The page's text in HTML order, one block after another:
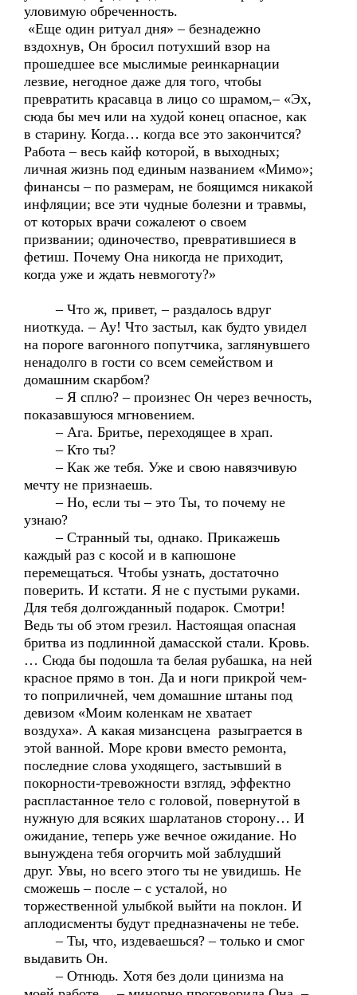
уловимую обреченность.
«Еще один ритуал дня» – безнадежно
вздохнув, Он бросил потухший взор на
прошедшее все мыслимые реинкарнации
лезвие, негодное даже для того, чтобы
превратить красавца в лицо со шрамом,– «Эх,
сюда бы меч или на худой конец опасное, как
в старину. Когда… когда все это закончится?
Работа – весь кайф которой, в выходных;
личная жизнь под единым названием «Мимо»;
финансы – по размерам, не боящимся никакой
инфляции; все эти чудные болезни и травмы,
от которых врачи сожалеют о своем
призвании; одиночество, превратившиеся в
фетиш. Почему Она никогда не приходит,
когда уже и ждать невмоготу?»
– Что ж, привет, – раздалось вдруг
ниоткуда. – Ау! Что застыл, как будто увидел
на пороге вагонного попутчика, заглянувшего
ненадолго в гости со всем семейством и
домашним скарбом?
– Я сплю? – произнес Он через вечность,
показавшуюся мгновением.
– Ага. Бритье, переходящее в храп.
– Кто ты?
– Как же тебя. Уже и свою навязчивую
мечту не признаешь.
– Но, если ты – это Ты, то почему не
узнаю?
– Странный ты, однако. Прикажешь
каждый раз с косой и в капюшоне
перемещаться. Чтобы узнать, достаточно
поверить. И кстати. Я не с пустыми руками.
Для тебя долгожданный подарок. Смотри!
Ведь ты об этом грезил. Настоящая опасная
бритва из подлинной дамасской стали. Кровь.
… Сюда бы подошла та белая рубашка, на ней
красное прямо в тон. Да и ноги прикрой чем-
то поприличней, чем домашние штаны под
девизом «Моим коленкам не хватает
воздуха». А какая мизансцена разыграется в
этой ванной. Море крови вместо ремонта,
последние слова уходящего, застывший в
покорности-тревожности взгляд, эффектно
распластанное тело с головой, повернутой в
нужную для всяких шарлатанов сторону… И
ожидание, теперь уже вечное ожидание. Но
вынуждена тебя огорчить мой заблудший
друг. Увы, но всего этого ты не увидишь. Не
сможешь – после – с усталой, но
торжественной улыбкой выйти на поклон. И
аплодисменты будут предназначены не тебе.
– Ты, что, издеваешься? – только и смог
выдавить Он.
– Отнюдь. Хотя без доли цинизма на